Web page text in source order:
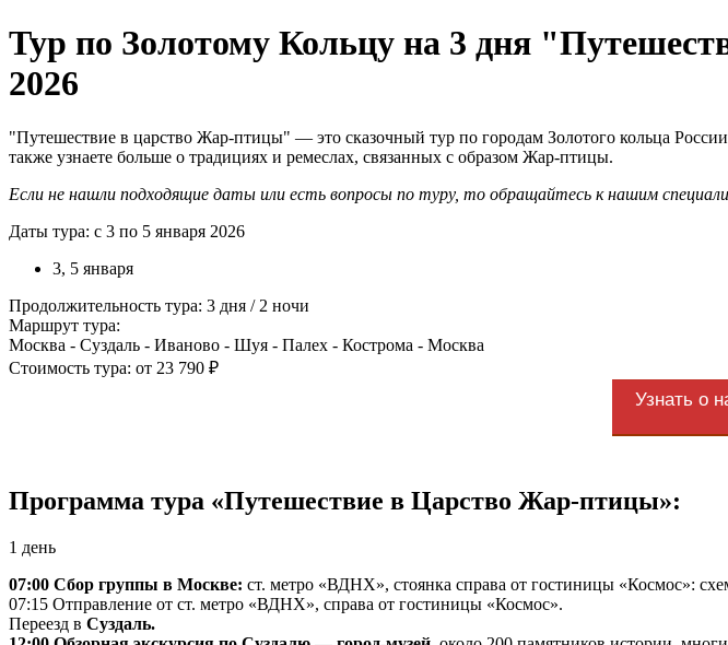
Тур по Золотому Кольцу на 3 дня
2026
"Путешествие в царство Жар-птицы" — это сказочный тур по городам Золотого кольца
также узнаете больше о традициях и ремеслах, связанных с образом Жар-птицы.
Если не нашли подходящие даты или есть вопросы по туру, то обращайтесь к нашим
Даты тура: с 3 по 5 января 2026
3, 5 января
Продолжительность тура: 3 дня / 2 ночи
Маршрут тура:
Москва - Суздаль - Иваново - Шуя - Палех - Кострома - Москва
Стоимость тура: от 23 790 ₽
Узнать о
Программа тура «Путешествие в Царство Жар-птицы»:
1 день
07:00 Сбор группы в Москве: ст. метро «ВДНХ», стоянка справа от гостиницы «Космос»:
07:15 Отправление от ст. метро «ВДНХ», справа от гостиницы «Космос».
Переезд в Суздаль.